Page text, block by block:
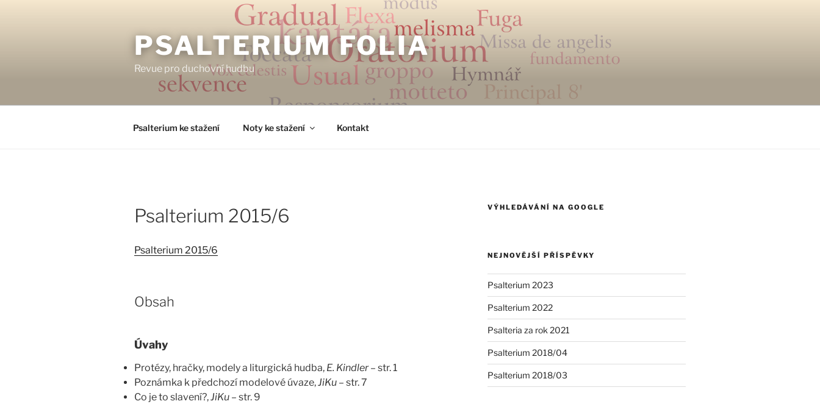
PSALTERIUM FOLIA
Revue pro duchovní hudbu
Psalterium ke stažení Noty ke stažení Kontakt
Psalterium 2015/6
Psalterium 2015/6
Obsah
Úvahy
Protézy, hračky, modely a liturgická hudba, E. Kindler– str. 1
Poznámka k předchozí modelové úvaze,JiKu – str. 7
Co je to slavení?,JiKu – str. 9
VÝHLEDÁVÁNÍ NA GOOGLE
NEJNOVĚJŠÍ PŘÍSPĚVKY
Psalterium 2023
Psalterium 2022
Psalteria za rok 2021
Psalterium 2018/04
Psalterium 2018/03